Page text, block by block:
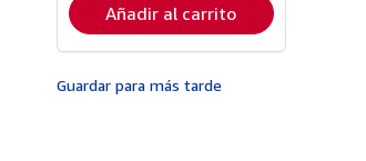
Añadir al carrito
Guardar para más tarde